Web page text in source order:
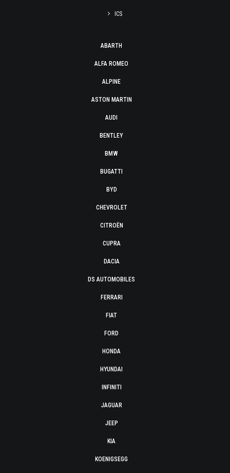
ICS
ABARTH
ALFA ROMEO
ALPINE
ASTON MARTIN
AUDI
BENTLEY
BMW
BUGATTI
BYD
CHEVROLET
CITROËN
CUPRA
DACIA
DS AUTOMOBILES
FERRARI
FIAT
FORD
HONDA
HYUNDAI
INFINITI
JAGUAR
JEEP
KIA
KOENIGSEGG